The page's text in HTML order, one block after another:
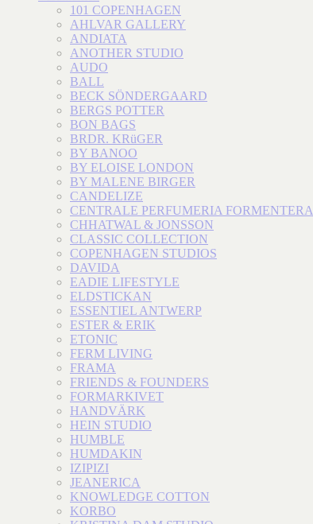
101 COPENHAGEN
AHLVAR GALLERY
ANDIATA
ANOTHER STUDIO
AUDO
BALL
BECK SÖNDERGAARD
BERGS POTTER
BON BAGS
BRDR. KRüGER
BY BANOO
BY ELOISE LONDON
BY MALENE BIRGER
CANDELIZE
CENTRALE PERFUMERIA FORMENTERA
CHHATWAL & JONSSON
CLASSIC COLLECTION
COPENHAGEN STUDIOS
DAVIDA
EADIE LIFESTYLE
ELDSTICKAN
ESSENTIEL ANTWERP
ESTER & ERIK
ETONIC
FERM LIVING
FRAMA
FRIENDS & FOUNDERS
FORMARKIVET
HANDVÄRK
HEIN STUDIO
HUMBLE
HUMDAKIN
IZIPIZI
JEANERICA
KNOWLEDGE COTTON
KORBO